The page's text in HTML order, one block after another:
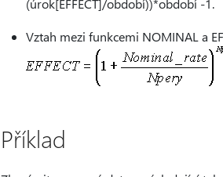
(úrok[EFFECT]/období))*období -1.
Vztah mezi funkcemi NOMINAL a
Příklad